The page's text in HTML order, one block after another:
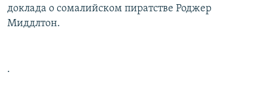
доклада о сомалийском пиратстве Роджер
Миддлтон.
.